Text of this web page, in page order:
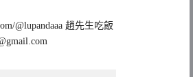
@lupandaaa 趙先生吃飯